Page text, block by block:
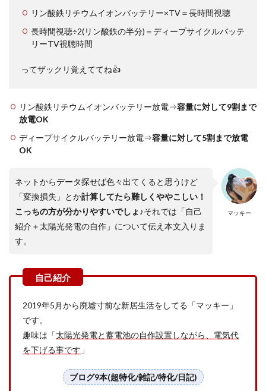
リン酸鉄リチウムイオンバッテリー×TV＝長時間視聴
長時間視聴÷2(リン酸鉄の半分)＝ディープサイクルバッテ
リーTV視聴時間
ってザックリ覚えててね👍
リン酸鉄リチウムイオンバッテリー放電⇒容量に対して9割まで
放電OK
ディープサイクルバッテリー放電⇒容量に対して5割まで放電
OK
マッキー
ネットからデータ探せば色々出てくると思うけど
「変換損失」とか計算してたら難しくややこしい！
こっちの方が分かりやすいでしょ♪それでは「自己
紹介＋太陽光発電の自作」について伝え本文入りま
す。
2019年5月から廃墟寸前な新居生活をしてる「マッキー」
です。
趣味は「太陽光発電と蓄電池の自作設置しながら、電気代
を下げる事です 」
ブログ9本(超特化/雑記/特化/日記)